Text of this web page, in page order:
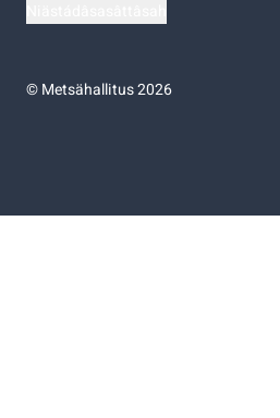
©Metsähallitus 2026